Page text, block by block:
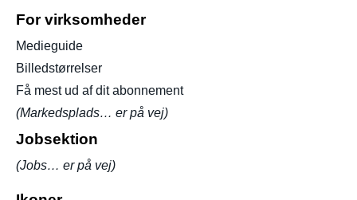
For virksomheder
Medieguide
Billedstørrelser
Få mest ud af dit abonnement
(Markedsplads… er på vej)
Jobsektion
(Jobs… er på vej)